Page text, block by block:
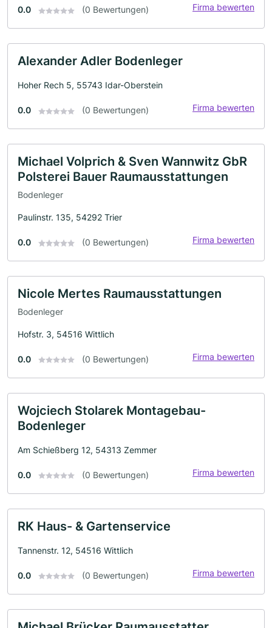
0.0 (0 Bewertungen) Firma bewerten
Alexander Adler Bodenleger
Hoher Rech 5, 55743 Idar-Oberstein
0.0 (0 Bewertungen) Firma bewerten
Michael Volprich & Sven Wannwitz GbR
Polsterei Bauer Raumausstattungen
Bodenleger
Paulinstr. 135, 54292 Trier
0.0 (0 Bewertungen) Firma bewerten
Nicole Mertes Raumausstattungen
Bodenleger
Hofstr. 3, 54516 Wittlich
0.0 (0 Bewertungen) Firma bewerten
Wojciech Stolarek Montagebau-
Bodenleger
Am Schießberg 12, 54313 Zemmer
0.0 (0 Bewertungen) Firma bewerten
RK Haus- & Gartenservice
Tannenstr. 12, 54516 Wittlich
0.0 (0 Bewertungen) Firma bewerten